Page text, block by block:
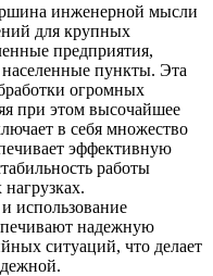
инженерной мысли
для крупных
предприятия,
пункты. Эта
огромных
при этом высочайшее
в себя множество
эффективную
работы
использование
надежную
ситуаций, что делает